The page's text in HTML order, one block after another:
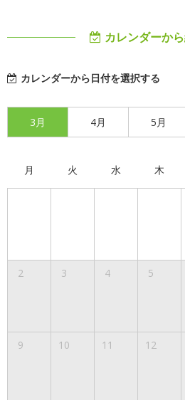
カレンダーか
カレンダーから日付を選択する
3月 4月 5月
月 火 水 木
2 3 4 5
9 10 11 12